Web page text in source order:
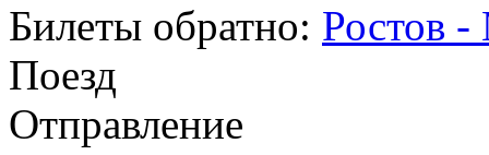
Билеты обратно: Ростов
Поезд
Отправление